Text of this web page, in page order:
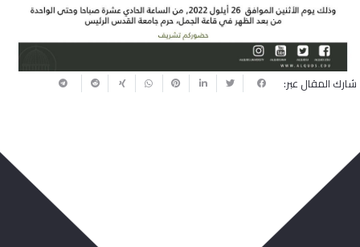
شارك المقال عبر: